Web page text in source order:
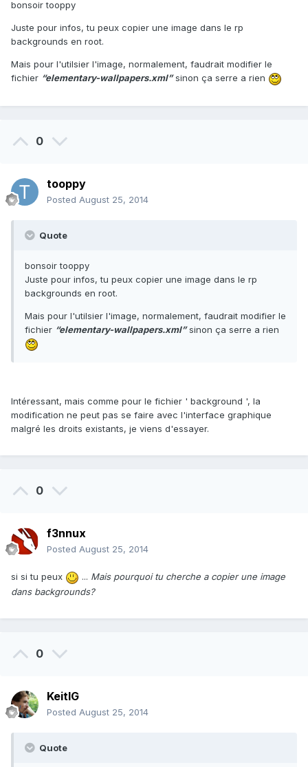
bonsoir tooppy
Juste pour infos, tu peux copier une image dans le rp
backgrounds en root.
Mais pour l'utilsier l'image, normalement, faudrait modifier le
fichier “elementary-wallpapers.xml”sinon ça serre a rien
0
tooppy
Posted August 25, 2014
Quote
bonsoir tooppy
Juste pour infos, tu peux copier une image dans le rp
backgrounds en root.
Mais pour l'utilsier l'image, normalement, faudrait modifier le
fichier “elementary-wallpapers.xml”sinon ça serre a rien
Intéressant, mais comme pour le fichier ' background ', la
modification ne peut pas se faire avec l'interface graphique
malgré les droits existants, je viens d'essayer.
0
f3nnux
Posted August 25, 2014
si si tu peux ... Mais pourquoi tu cherche a copier une image
dans backgrounds?
0
KeitIG
Posted August 25, 2014
Quote